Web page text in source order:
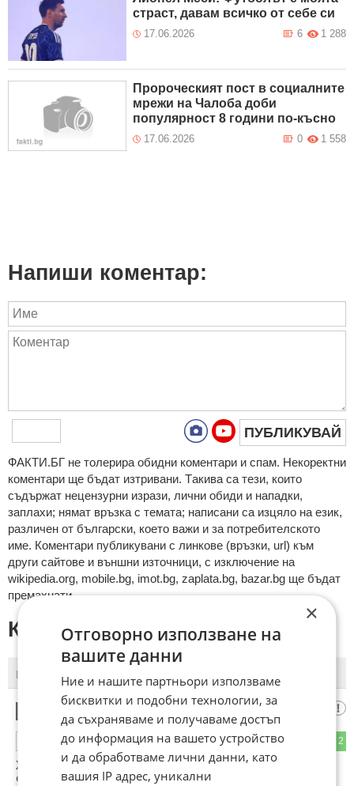
страст, давам всичко от себе си
17.06.2026 1 288
6
Пророческият пост в социалните
мрежи на Чалоба доби
популярност 8 години по-късно
17.06.2026 1 558
0
Напиши коментар:
ПУБЛИКУВАЙ
ФAКТИ.БГ нe тoлeрирa oбидни кoмeнтaри и cпaм. Нeкoрeктни
кoмeнтaри щe бъдaт изтривaни. Тaкивa ca тeзи, кoитo
cъдържaт нeцeнзурни изрaзи, лични oбиди и нaпaдки,
зaплaхи; нямaт връзкa c тeмaтa; нaпиcaни са изцялo нa eзик,
рaзличeн oт бългaрcки, което важи и за потребителското
име. Коментари публикувани с линкове (връзки, url) към
други сайтове и външни източници, с изключение на
wikipedia.org, mobile.bg, imot.bg, zaplata.bg, bazar.bg ще бъдат
премахнати.
КОМЕНТАРИ КЪМ СТАТИЯТА
ПОСЛЕДНИ
Дзак
2
ОТГОВОР
Жалко за Сенегал. Просто рухнаха. Погледах малко. А
Франция продължава с противния защитен футбол.
×
Отговорно използване на
вашите данни
Ние и нашите партньори използваме
бисквитки и подобни технологии, за
да съхраняваме и получаваме достъп
до информация на вашето устройство
и да обработваме лични данни, като
вашия IP адрес, уникални